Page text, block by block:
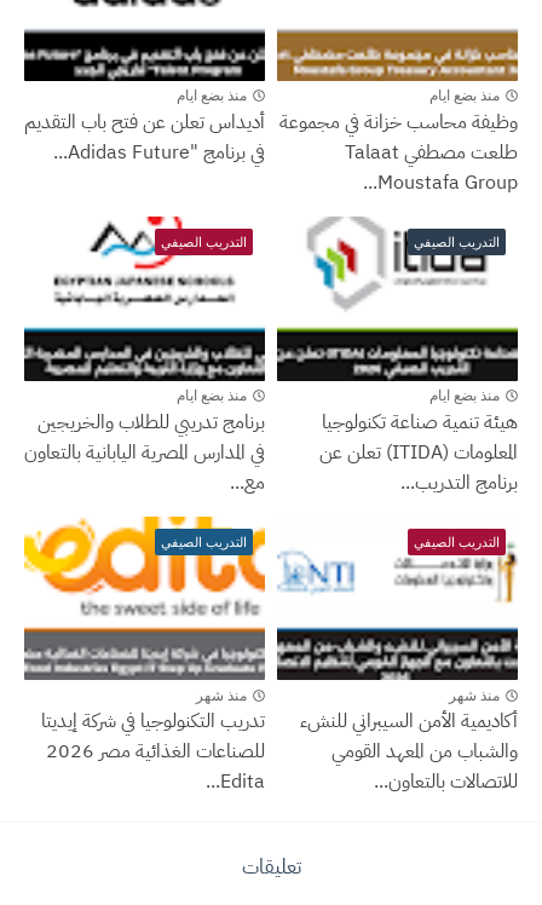
منذ بضع ايام
وظيفة محاسب خزانة في مجموعة
طلعت مصطفي Talaat
Moustafa Group...
منذ بضع ايام
أديداس تعلن عن فتح باب التقديم
في برنامج "Adidas Future...
التدريب الصيفي
منذ بضع ايام
هيئة تنمية صناعة تكنولوجيا
المعلومات (ITIDA) تعلن عن
برنامج التدريب...
التدريب الصيفي
منذ بضع ايام
برنامج تدريبي للطلاب والخريجين
في المدارس المصرية اليابانية بالتعاون
مع...
التدريب الصيفي
منذ شهر
أكاديمية الأمن السيبراني للنشء
والشباب من المعهد القومي
للاتصالات بالتعاون...
التدريب الصيفي
منذ شهر
تدريب التكنولوجيا في شركة إيديتا
للصناعات الغذائية مصر 2026
Edita...
تعليقات